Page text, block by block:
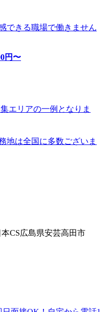
できる職場で働きません
円〜
エリアの一例となりま
地は全国に多数ございま
CS広島県安芸高田市